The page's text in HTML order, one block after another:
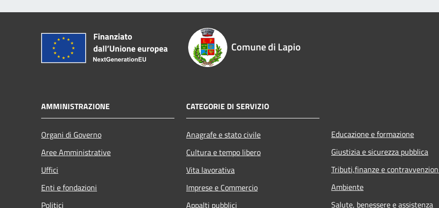
Comune di Lapio
AMMINISTRAZIONE
Organi di Governo
Aree Amministrative
Uffici
Enti e fondazioni
Politici
CATEGORIE DI SERVIZIO
Anagrafe e stato civile
Cultura e tempo libero
Vita lavorativa
Imprese e Commercio
Appalti pubblici
Educazione e formazione
Giustizia e sicurezza pubblica
Tributi,finanze e
Ambiente
Salute, benessere e assistenza